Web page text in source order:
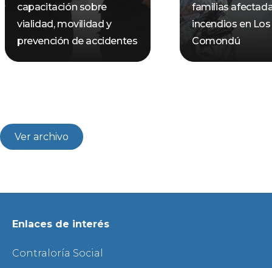
capacitación sobre
vialidad, movilidad y
prevención de accidentes
familias
incendios en Los
Comondú
Ver archivo
Enlaces de interés
Contraloría Social